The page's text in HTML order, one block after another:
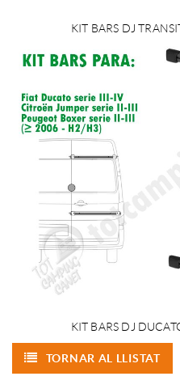
KIT BARS DJ
KIT BARS DJ
TORNAR AL LLISTAT